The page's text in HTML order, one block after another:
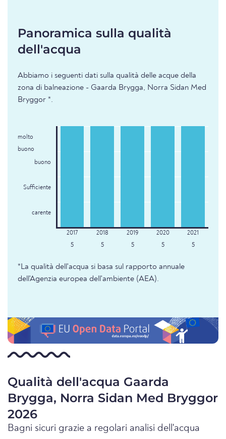
Panoramica sulla qualità
dell'acqua
Abbiamo i seguenti dati sulla qualità delle acque della
zona di balneazione - Gaarda Brygga, Norra Sidan Med
Bryggor *.
molto
buono
buono
Sufficiente
carente
5 5 5 5 5
*La qualità dell'acqua si basa sul rapporto annuale
dell'Agenzia europea dell'ambiente (AEA).
Qualità dell'acqua Gaarda
Brygga, Norra Sidan Med Bryggor
2026
Bagni sicuri grazie a regolari analisi dell'acqua